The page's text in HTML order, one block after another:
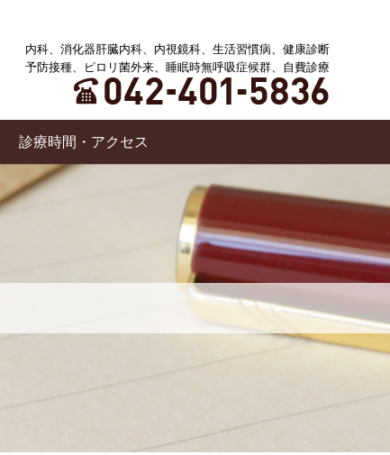
内科、消化器肝臓内科、内視鏡科、生活習慣病、健康診断
予防接種、ピロリ菌外来、睡眠時無呼吸症候群、自費診療
診療時間・アクセス